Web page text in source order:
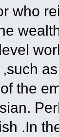
who
the
.In